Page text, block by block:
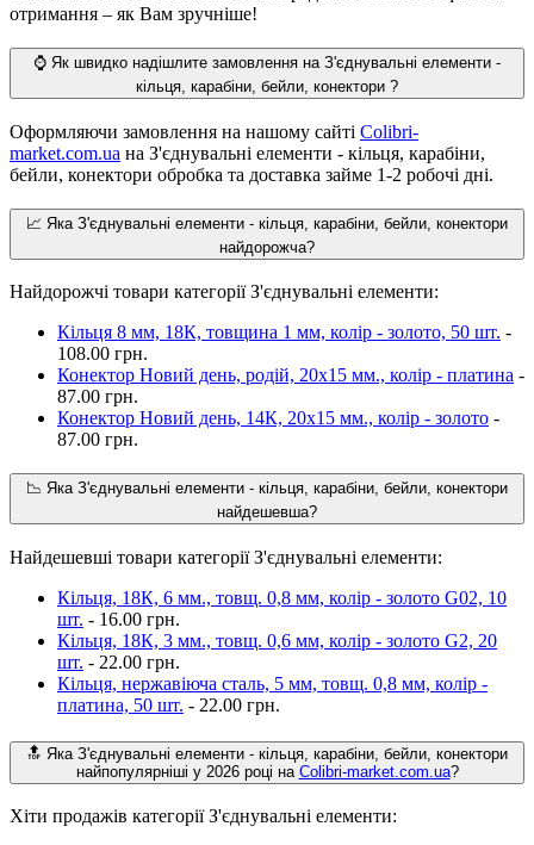
отримання – як Вам зручніше!
⌚️ Як швидко надішлите замовлення на З'єднувальні елементи -
кільця, карабіни, бейли, конектори ?
Оформляючи замовлення на нашому сайті Colibri-
market.com.ua на З'єднувальні елементи - кільця, карабіни,
бейли, конектори обробка та доставка займе 1-2 робочі дні.
📈 Яка З'єднувальні елементи - кільця, карабіни, бейли, конектори
найдорожча?
Найдорожчі товари категорії З'єднувальні елементи:
Кільця 8 мм, 18К, товщина 1 мм, колір - золото, 50 шт. -
108.00 грн.
Конектор Новий день, родій, 20х15 мм., колір - платина -
87.00 грн.
Конектор Новий день, 14К, 20х15 мм., колір - золото -
87.00 грн.
📉 Яка З'єднувальні елементи - кільця, карабіни, бейли, конектори
найдешевша?
Найдешевші товари категорії З'єднувальні елементи:
Кільця, 18К, 6 мм., товщ. 0,8 мм, колір - золото G02, 10
шт. - 16.00 грн.
Кільця, 18К, 3 мм., товщ. 0,6 мм, колір - золото G2, 20
шт. - 22.00 грн.
Кільця, нержавіюча сталь, 5 мм, товщ. 0,8 мм, колір -
платина, 50 шт. - 22.00 грн.
🔝 Яка З'єднувальні елементи - кільця, карабіни, бейли, конектори
найпопулярніші у 2026 році на Colibri-market.com.ua?
Хіти продажів категорії З'єднувальні елементи: